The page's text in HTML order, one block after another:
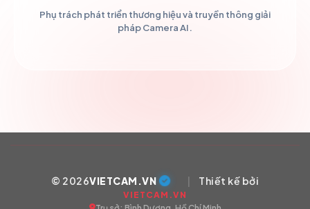
Phụ trách phát triển thương hiệu và truyền thông giải
pháp Camera AI.
© 2026VIETCAM.VN | Thiết kế bởi
VIETCAM.VN